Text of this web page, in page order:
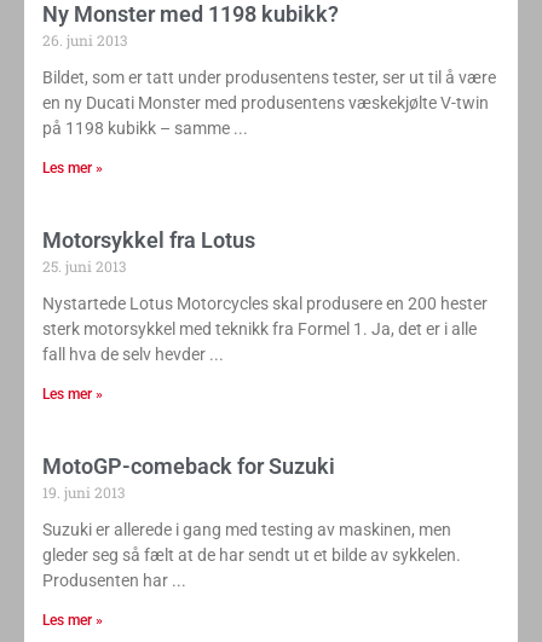
Ny Monster med 1198 kubikk?
26. juni 2013
Bildet, som er tatt under produsentens tester, ser ut til å være
en ny Ducati Monster med produsentens væskekjølte V-twin
på 1198 kubikk – samme
Les mer »
Motorsykkel fra Lotus
25. juni 2013
Nystartede Lotus Motorcycles skal produsere en 200 hester
sterk motorsykkel med teknikk fra Formel 1. Ja, det er i alle
fall hva de selv hevder
Les mer »
MotoGP-comeback for Suzuki
19. juni 2013
Suzuki er allerede i gang med testing av maskinen, men
gleder seg så fælt at de har sendt ut et bilde av sykkelen.
Produsenten har
Les mer »